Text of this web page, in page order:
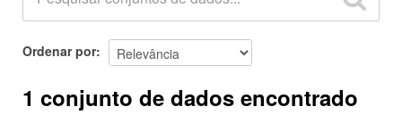
SOBRE
Ordenar por
1 conjunto de dados encontrado